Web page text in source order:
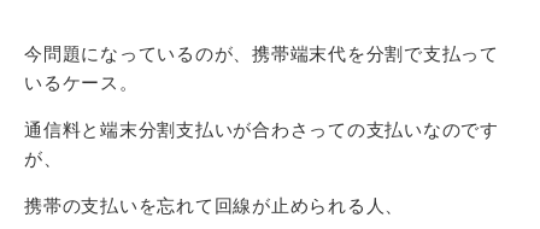
今問題になっているのが、携帯端末代を分割で支払って
いるケース。
通信料と端末分割支払いが合わさっての支払いなのです
が、
携帯の支払いを忘れて回線が止められる人、